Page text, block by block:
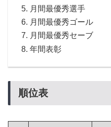
月間最優秀選手
月間最優秀ゴール
月間最優秀セーブ
年間表彰
順位表